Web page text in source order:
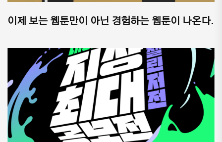
이제 보는 웹툰만이 아닌 경험하는 웹툰이 나온다.